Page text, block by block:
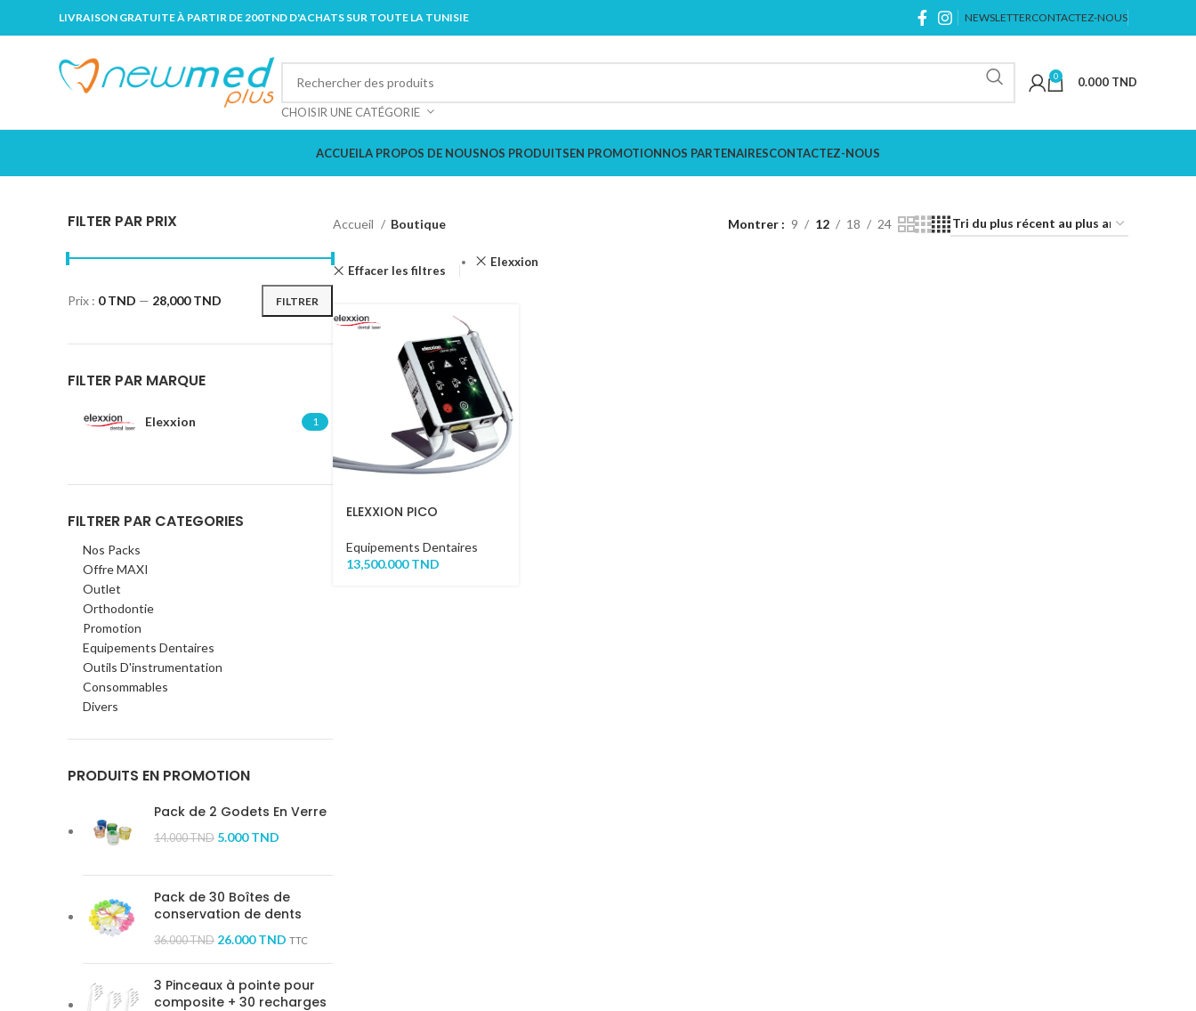
LIVRAISON GRATUITE À PARTIR DE 200TND D'ACHATS SUR TOUTE LA TUNISIE NEWSLETTERCONTACTEZ-NOUS
CHOISIR UNE CATÉGORIE
0 0.000 TND
ACCUEILA PROPOS DE NOUSNOS PRODUITSEN PROMOTIONNOS PARTENAIRESCONTACTEZ-NOUS
FILTER PAR PRIX
FILTRER
Prix : 0 TND — 28,000 TND
FILTER PAR MARQUE
Elexxion 1
FILTRER PAR CATEGORIES
Nos Packs
Offre MAXI
Outlet
Orthodontie
Promotion
Equipements Dentaires
Outils D'instrumentation
Consommables
Divers
PRODUITS EN PROMOTION
Pack de 2 Godets En Verre
14.000TND 5.000TND
Pack de 30 Boîtes de
conservation de dents
36.000TND 26.000TND TTC
3 Pinceaux à pointe pour
composite + 30 recharges
Accueil Boutique Montrer 9 12 18 24
Effacer les filtres
Elexxion
ELEXXION PICO
Equipements Dentaires
13,500.000TND